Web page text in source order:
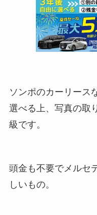
ソンポのカーリース
選べる上、写真の取
級です。
頭金も不要でメルセ
しいもの。